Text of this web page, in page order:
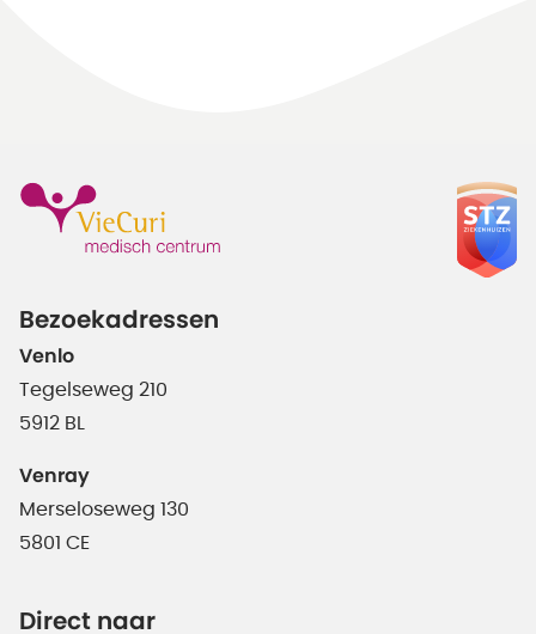
Bezoekadressen
Venlo
Tegelseweg 210
5912 BL
Venray
Merseloseweg 130
5801 CE
Direct naar